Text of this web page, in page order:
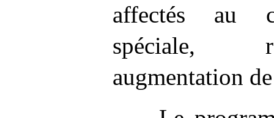
affectés au
spéciale,
augmentation